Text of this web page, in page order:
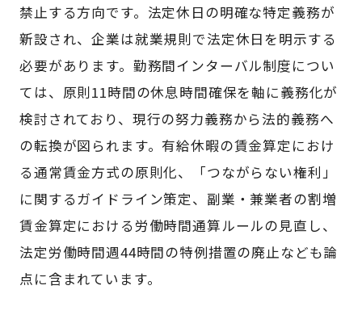
禁止する方向です。法定休日の明確な特定義務が
新設され、企業は就業規則で法定休日を明示する
必要があります。勤務間インターバル制度につい
ては、原則11時間の休息時間確保を軸に義務化が
検討されており、現行の努力義務から法的義務へ
の転換が図られます。有給休暇の賃金算定におけ
る通常賃金方式の原則化、「つながらない権利」
に関するガイドライン策定、副業・兼業者の割増
賃金算定における労働時間通算ルールの見直し、
法定労働時間週44時間の特例措置の廃止なども論
点に含まれています。